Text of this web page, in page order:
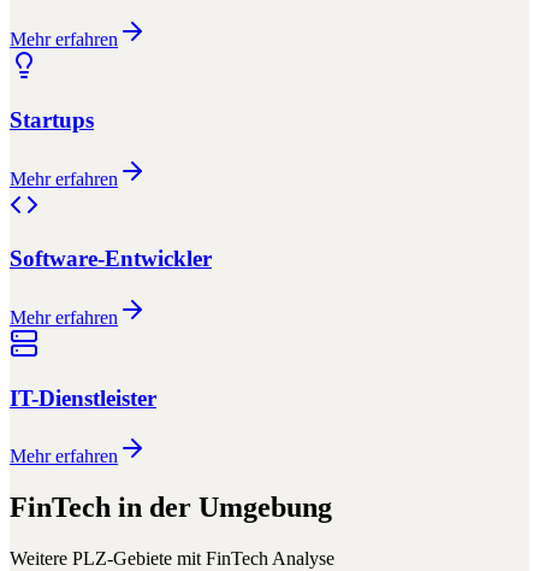
Mehr erfahren
Startups
Mehr erfahren
Software-Entwickler
Mehr erfahren
IT-Dienstleister
Mehr erfahren
FinTech in der Umgebung
Weitere PLZ-Gebiete mit FinTech Analyse